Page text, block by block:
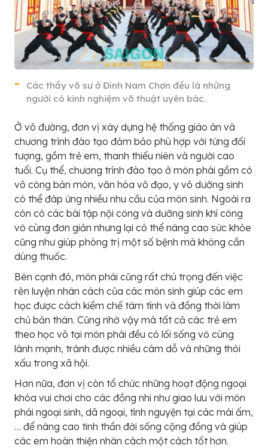
Các thầy võ sư ở Đình Nam Chơn đều là những
người có kinh nghiệm võ thuật uyên bác.
Ở võ đường, đơn vị xây dựng hệ thống giáo án và
chương trình đào tạo đảm bảo phù hợp với từng đối
tượng, gồm trẻ em, thanh thiếu niên và người cao
tuổi. Cụ thể, chương trình đào tạo ở môn phái gồm có
võ công bản môn, văn hóa võ đạo, y võ dưỡng sinh
có thể đáp ứng nhiều nhu cầu của môn sinh. Ngoài ra
còn có các bài tập nội công và dưỡng sinh khí công
vô cùng đơn giản nhưng lại có thể nâng cao sức khỏe
cũng như giúp phòng trị một số bệnh mà không cần
dùng thuốc.
Bên cạnh đó, môn phái cũng rất chú trọng đến việc
rèn luyện nhân cách của các môn sinh giúp các em
học được cách kiềm chế tâm tính và đồng thời làm
chủ bản thân. Cũng nhờ vậy mà tất cả các trẻ em
theo học võ tại môn phái đều có lối sống vô cùng
lành mạnh, tránh được nhiều cám dỗ và những thói
xấu trong xã hội.
Hơn nữa, đơn vị còn tổ chức những hoạt động ngoại
khóa vui chơi cho các đồng nhi như giao lưu với môn
phái ngoại sinh, dã ngoại, tình nguyện tại các mái ấm,
… để nâng cao tinh thần đời sống cộng đồng và giúp
các em hoàn thiện nhân cách một cách tốt hơn.